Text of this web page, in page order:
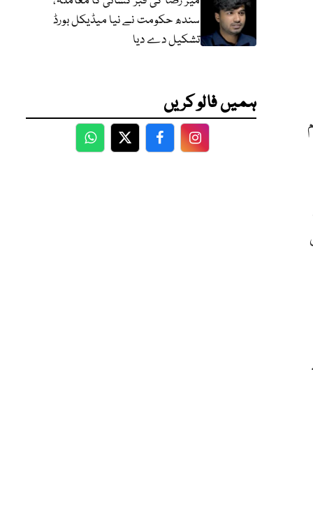
سندھ حکومت نے نیا میڈیکل بورڈ
تشکیل دے دیا
ہمیں فالو کریں
WhatsApp
TwitterFacebookFacebook